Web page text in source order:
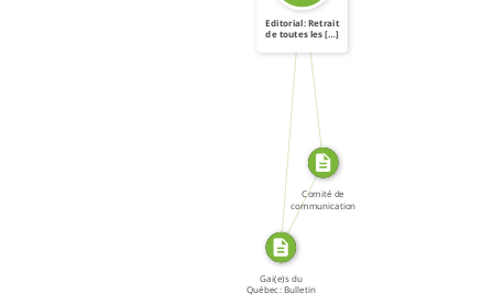
FROM
SOURCE_FOR
SOURCE_FOR
Editorial: Retrait
de toutes les […]
Gai(e)s du
Québec: Bulletin
Comité de
communication
de l' ADGQ […]